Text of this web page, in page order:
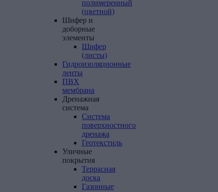
полимеренный
(цветной)
Шифер и
доборные
элементы
Шифер
(листы)
Гидроизоляционные
ленты
ПВХ
мембрана
Дренажная
система
Система
поверхностного
дренажа
Геотекстиль
Уличные
покрытия
Террасная
доска
Газонные